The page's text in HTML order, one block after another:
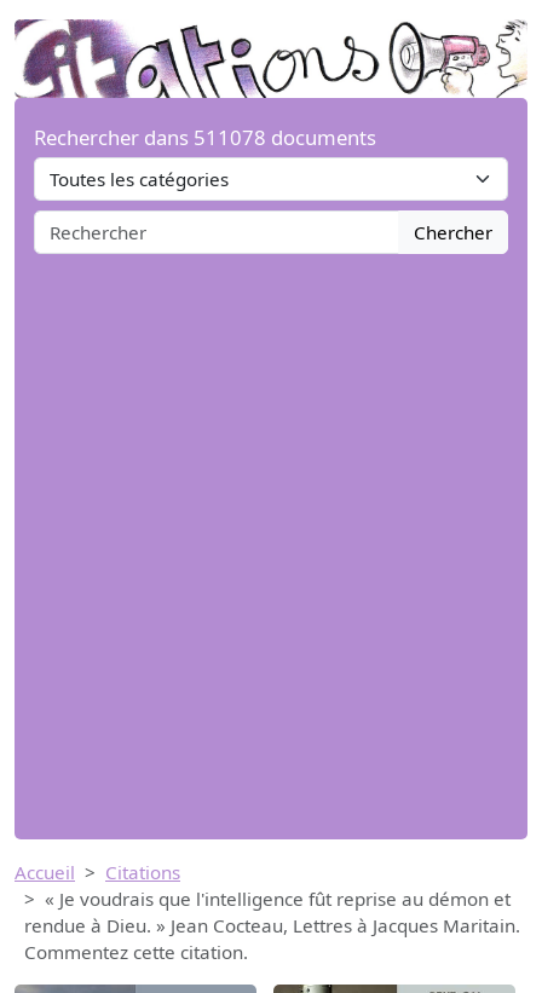
Rechercher dans 511078 documents
Chercher
Accueil
Citations
« Je voudrais que l'intelligence fût reprise au démon et
rendue à Dieu. » Jean Cocteau, Lettres à Jacques Maritain.
Commentez cette citation.